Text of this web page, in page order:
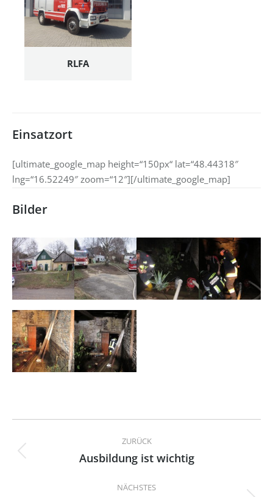
RLFA
Einsatzort
[ultimate_google_map height=“150px“ lat=“48.44318″
lng=“16.52249″ zoom=“12″][/ultimate_google_map]
Bilder
Kommentarnavigation
ZURÜCK
Vorheriger
Ausbildung ist wichtig
NÄCHSTES